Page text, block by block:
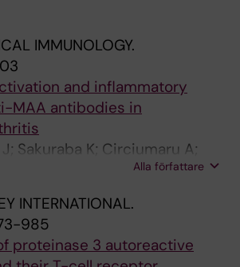
IMMUNOLOGY.
and inflammatory
MAA antibodies in
Sakuraba K; Circiumaru A;
M; Catrina AI; Gronwall C;
Alla författare
INTERNATIONAL.
985
proteinase 3 autoreactive